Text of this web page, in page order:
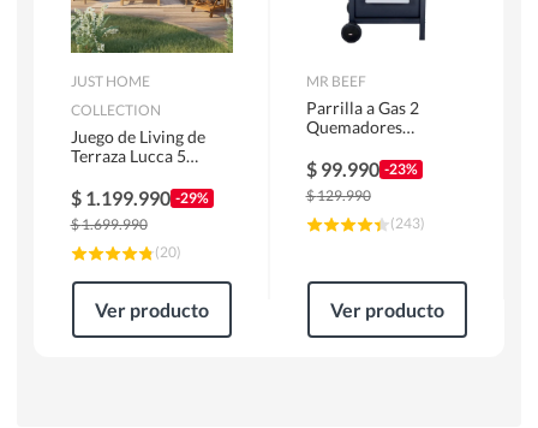
JUST HOME
COLLECTION
Juego de Living de
Terraza Lucca 5
$ 1.199.990 -29%
$1.699.990
(20)
Ver producto
MR BEEF
Parrilla a Gas 2
Quemadores
$ 99.990 -23%
$129.990
(243)
Ver producto